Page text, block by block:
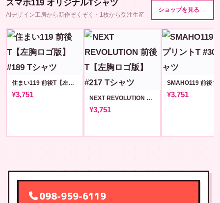
スマホ119 オリジナルTシャツ
AIデザイン工房から新作ぞくぞく・1枚から受注生産
ショップを見る →
住まい119 前後T【左胸ロゴ版】#189
¥3,751 NEXT REVOLUTION 前後T【左胸ロゴ版】#217
¥3,751
¥3,751
098-959-6119